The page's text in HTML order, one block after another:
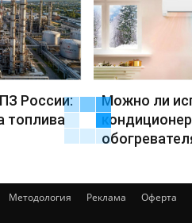
России:
топлива
Можно ли
Методология Реклама Оферта